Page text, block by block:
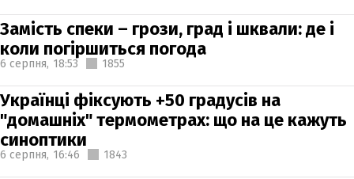
Замість спеки – грози, град і шквали: де і
коли погіршиться погода
6 серпня, 18:53 1855
Українці фіксують +50 градусів на
"домашніх" термометрах: що на це кажуть
синоптики
6 серпня, 16:46 1843